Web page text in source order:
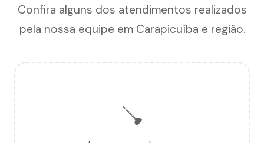
Confira alguns dos atendimentos realizados
pela nossa equipe em Carapicuíba e região.
🪠